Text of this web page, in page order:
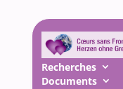
Recherches
Documents